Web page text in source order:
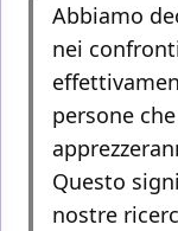
Abbiamo
nei
persone
Questo
nostre